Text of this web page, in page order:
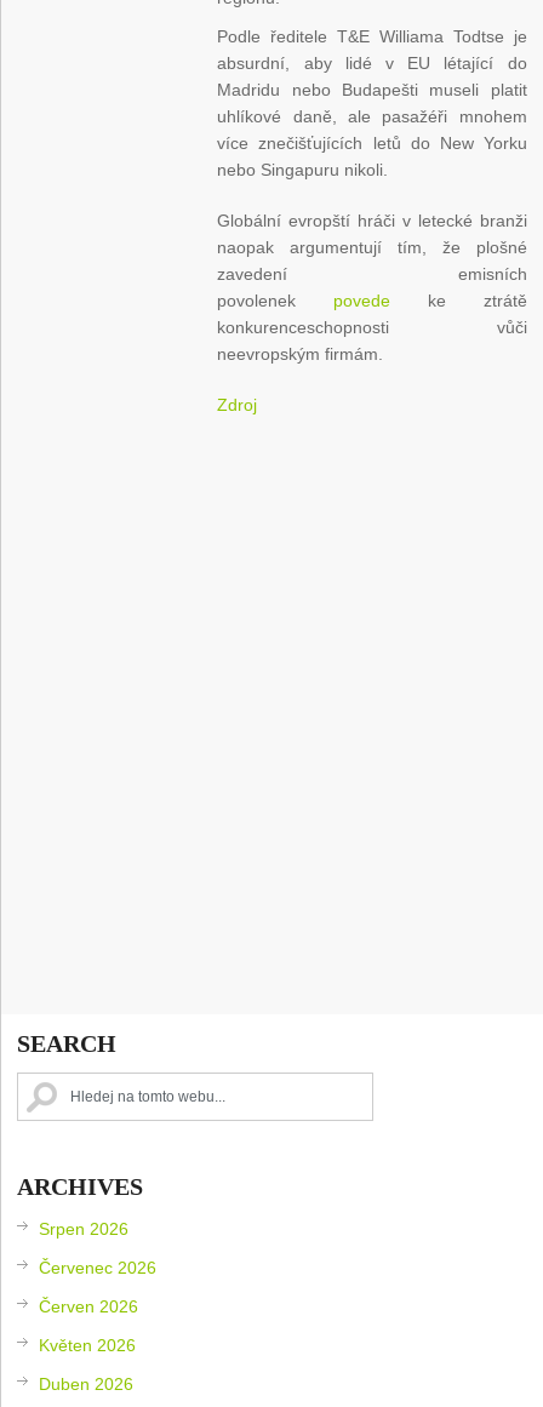
Podle ředitele T&E Williama Todtse je
absurdní, aby lidé v EU létající do
Madridu nebo Budapešti museli platit
uhlíkové daně, ale pasažéři mnohem
více znečišťujících letů do New Yorku
nebo Singapuru nikoli.
Globální evropští hráči v letecké branži
naopak argumentují tím, že plošné
zavedení emisních
povolenek povede ke ztrátě
konkurenceschopnosti vůči
neevropským firmám.
Zdroj
SEARCH
ARCHIVES
Srpen 2026
Červenec 2026
Červen 2026
Květen 2026
Duben 2026